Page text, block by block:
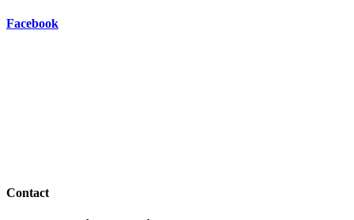
Facebook
Contact